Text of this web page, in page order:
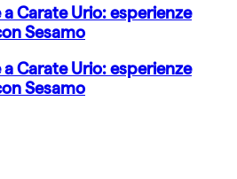
Carate Urio: esperienze
Sesamo
Carate Urio: esperienze
Sesamo